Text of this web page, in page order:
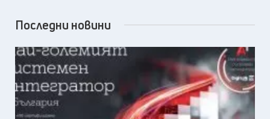
Последни новини